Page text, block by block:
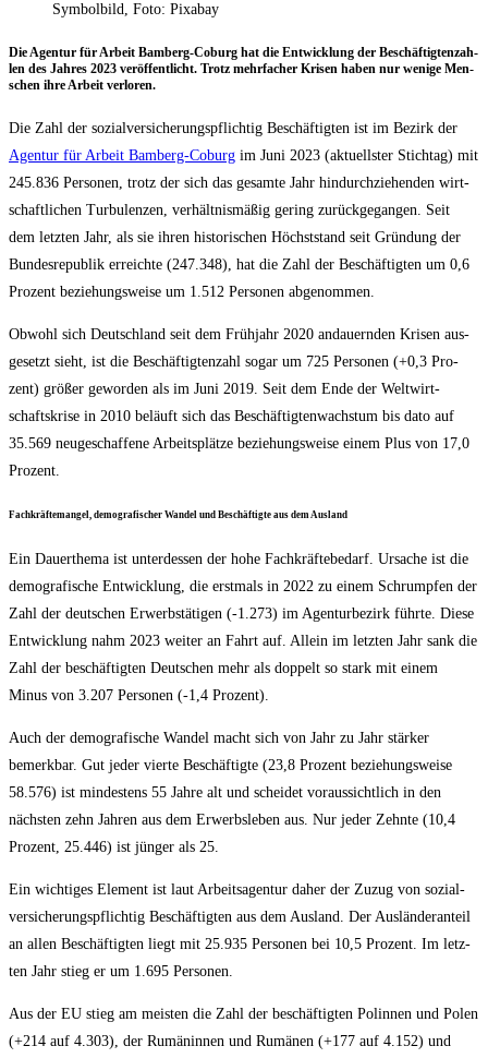
Symbolbild, Foto: Pixabay
Die Agen­tur für Arbeit Bam­berg-Coburg hat die Ent­wick­lung der Beschäf­tig­ten­zah­
len des Jah­res 2023 ver­öf­fent­licht. Trotz mehr­fa­cher Kri­sen haben nur weni­ge Men­
schen ihre Arbeit verloren.
Die Zahl der sozi­al­ver­si­che­rungs­pflich­tig Beschäf­tig­ten ist im Bezirk der
Agen­tur für Arbeit Bam­berg-Coburg im Juni 2023 (aktu­ells­ter Stich­tag) mit
245.836 Per­so­nen, trotz der sich das gesam­te Jahr hin­durch­zie­hen­den wirt­
schaft­li­chen Tur­bu­len­zen, ver­hält­nis­mä­ßig gering zurück­ge­gan­gen. Seit
dem letz­ten Jahr, als sie ihren his­to­ri­schen Höchst­stand seit Grün­dung der
Bun­des­re­pu­blik erreich­te (247.348), hat die Zahl der Beschäf­tig­ten um 0,6
Pro­zent bezie­hungs­wei­se um 1.512 Per­so­nen abgenommen.
Obwohl sich Deutsch­land seit dem Früh­jahr 2020 andau­ern­den Kri­sen aus­
ge­setzt sieht, ist die Beschäf­tig­ten­zahl sogar um 725 Per­so­nen (+0,3 Pro­
zent) grö­ßer gewor­den als im Juni 2019. Seit dem Ende der Welt­wirt­
schafts­kri­se in 2010 beläuft sich das Beschäf­tig­ten­wachs­tum bis dato auf
35.569 neu­ge­schaf­fe­ne Arbeits­plät­ze bezie­hungs­wei­se einem Plus von 17,0
Prozent.
Fach­kräf­te­man­gel, demo­gra­fi­scher Wan­del und Beschäf­tig­te aus dem Ausland
Ein Dau­er­the­ma ist unter­des­sen der hohe Fach­kräf­te­be­darf. Ursa­che ist die
demo­gra­fi­sche Ent­wick­lung, die erst­mals in 2022 zu einem Schrump­fen der
Zahl der deut­schen Erwerbs­tä­ti­gen (-1.273) im Agen­tur­be­zirk führ­te. Die­se
Ent­wick­lung nahm 2023 wei­ter an Fahrt auf. Allein im letz­ten Jahr sank die
Zahl der beschäf­tig­ten Deut­schen mehr als dop­pelt so stark mit einem
Minus von 3.207 Per­so­nen (-1,4 Prozent).
Auch der demo­gra­fi­sche Wan­del macht sich von Jahr zu Jahr stär­ker
bemerk­bar. Gut jeder vier­te Beschäf­tig­te (23,8 Pro­zent bezie­hungs­wei­se
58.576) ist min­des­tens 55 Jah­re alt und schei­det vor­aus­sicht­lich in den
nächs­ten zehn Jah­ren aus dem Erwerbs­le­ben aus. Nur jeder Zehn­te (10,4
Pro­zent, 25.446) ist jün­ger als 25.
Ein wich­ti­ges Ele­ment ist laut Arbeits­agen­tur daher der Zuzug von sozi­al­
ver­si­che­rungs­pflich­tig Beschäf­tig­ten aus dem Aus­land. Der Aus­län­der­an­teil
an allen Beschäf­tig­ten liegt mit 25.935 Per­so­nen bei 10,5 Pro­zent. Im letz­
ten Jahr stieg er um 1.695 Personen.
Aus der EU stieg am meis­ten die Zahl der beschäf­tig­ten Polin­nen und Polen
(+214 auf 4.303), der Rumä­nin­nen und Rumä­nen (+177 auf 4.152) und